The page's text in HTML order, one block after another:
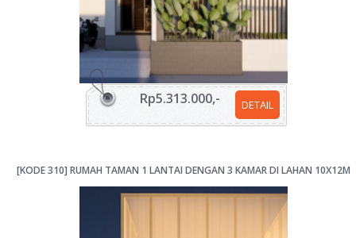
DETAIL
Rp5.313.000,-
[KODE 310] RUMAH TAMAN 1 LANTAI DENGAN 3 KAMAR DI LAHAN 10X12M